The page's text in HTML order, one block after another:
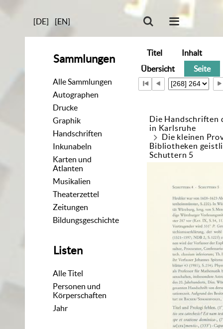
[DE] [EN]
Sammlungen
Alle Sammlungen
Autographen
Drucke
Graphik
Handschriften
Inkunabeln
Karten und
Atlanten
Musikalien
Theaterzettel
Zeitungen
Bildungsgeschichte
Listen
Alle Titel
Personen und
Körperschaften
Jahr
Titel
Inhalt
Übersicht
Seite
Die Handschriften
in Karlsruhe
Die kleinen
Bibliotheken
Schuttern 5